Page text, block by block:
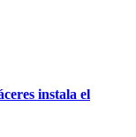
instala el